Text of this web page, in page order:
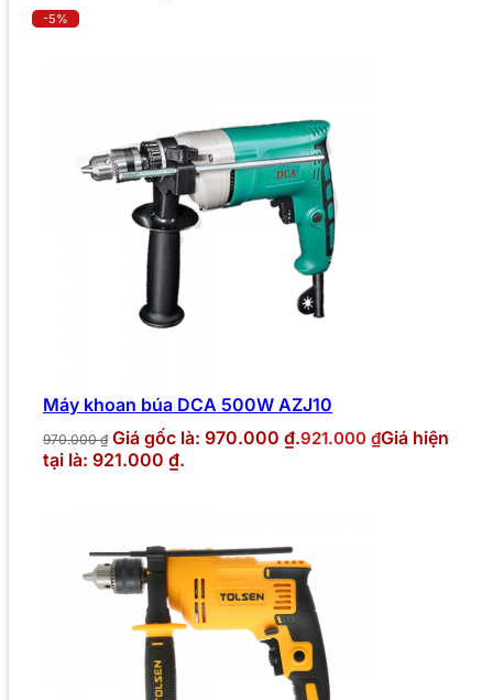
-5%
Máy khoan búa DCA 500W AZJ10
970.000₫ Giá gốc là: 970.000 ₫.921.000 ₫Giá hiện
tại là: 921.000 ₫.